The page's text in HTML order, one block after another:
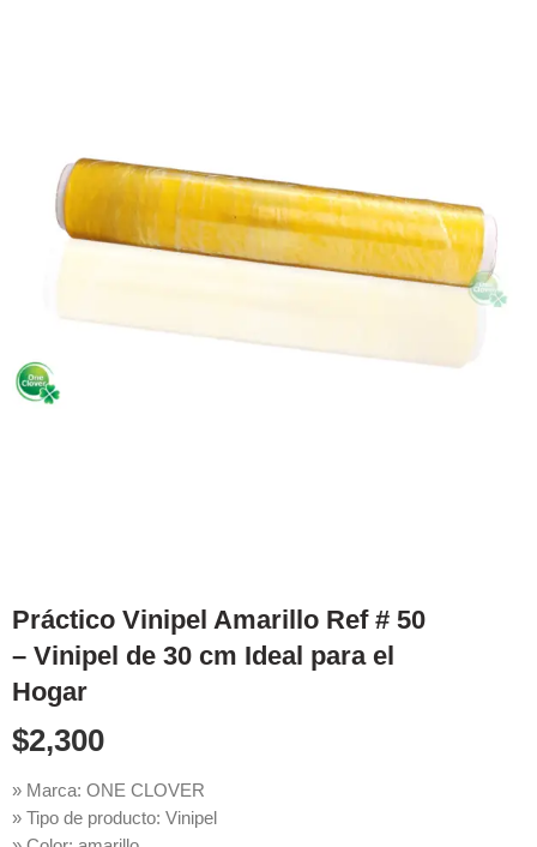
Práctico Vinipel Amarillo Ref # 50
– Vinipel de 30 cm Ideal para el
Hogar
$2,300
» Marca: ONE CLOVER
» Tipo de producto: Vinipel